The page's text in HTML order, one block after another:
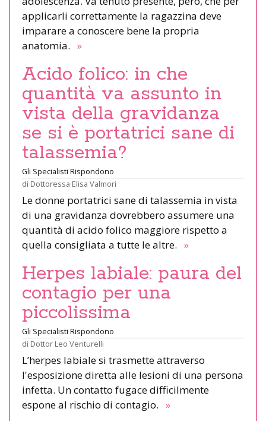
applicarli correttamente la ragazzina deve
imparare a conoscere bene la propria
anatomia. »
Acido folico: in che
quantità va assunto in
vista della gravidanza
se si è portatrici sane di
talassemia?
Gli Specialisti Rispondono
di Dottoressa Elisa Valmori
Le donne portatrici sane di talassemia in vista
di una gravidanza dovrebbero assumere una
quantità di acido folico maggiore rispetto a
quella consigliata a tutte le altre. »
Herpes labiale: paura del
contagio per una
piccolissima
Gli Specialisti Rispondono
di Dottor Leo Venturelli
L’herpes labiale si trasmette attraverso
l'esposizione diretta alle lesioni di una persona
infetta. Un contatto fugace difficilmente
espone al rischio di contagio. »